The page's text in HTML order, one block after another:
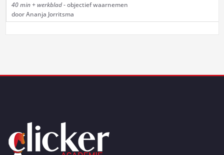
40 min + werkblad- objectief waarnemen
door Ananja Jorritsma